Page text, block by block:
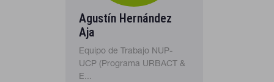
Agustín Hernández
Aja
Equipo de Trabajo NUP-
UCP (Programa URBACT &
E...